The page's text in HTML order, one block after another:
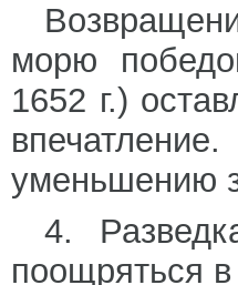
морю
1652 г.)
уменьшению
4.
поощряться